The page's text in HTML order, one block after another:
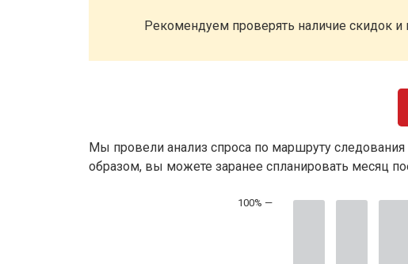
Рекомендуем проверять наличие скидок
Мы провели анализ спроса по маршруту
образом, вы можете заранее спланировать месяц